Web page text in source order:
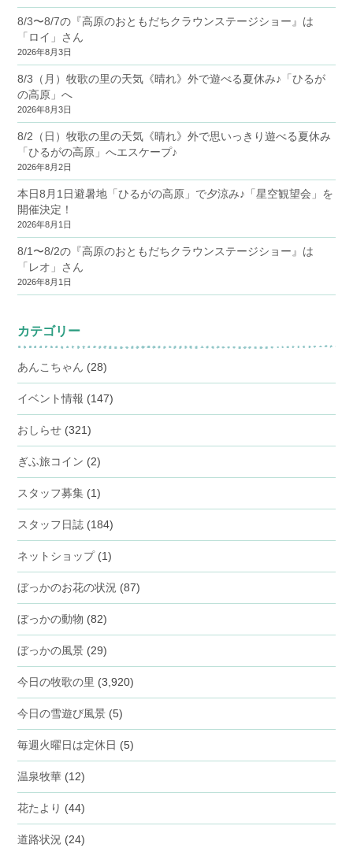
8/3〜8/7の『高原のおともだちクラウンステージショー』は
「ロイ」さん
2026年8月3日
8/3（月）牧歌の里の天気《晴れ》外で遊べる夏休み♪「ひるが
の高原」へ
2026年8月3日
8/2（日）牧歌の里の天気《晴れ》外で思いっきり遊べる夏休み
「ひるがの高原」へエスケープ♪
2026年8月2日
本日8月1日避暑地「ひるがの高原」で夕涼み♪「星空観望会」を
開催決定！
2026年8月1日
8/1〜8/2の『高原のおともだちクラウンステージショー』は
「レオ」さん
2026年8月1日
カテゴリー
あんこちゃん (28)
イベント情報 (147)
おしらせ (321)
ぎふ旅コイン (2)
スタッフ募集 (1)
スタッフ日誌 (184)
ネットショップ (1)
ぼっかのお花の状況 (87)
ぼっかの動物 (82)
ぼっかの風景 (29)
今日の牧歌の里 (3,920)
今日の雪遊び風景 (5)
毎週火曜日は定休日 (5)
温泉牧華 (12)
花たより (44)
道路状況 (24)